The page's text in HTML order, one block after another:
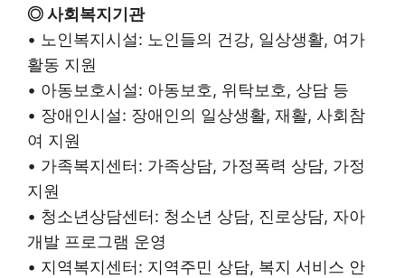
◎ 사회복지기관
• 노인복지시설: 노인들의 건강, 일상생활, 여가
활동 지원
• 아동보호시설: 아동보호, 위탁보호, 상담 등
• 장애인시설: 장애인의 일상생활, 재활, 사회참
여 지원
• 가족복지센터: 가족상담, 가정폭력 상담, 가정
지원
• 청소년상담센터: 청소년 상담, 진로상담, 자아
개발 프로그램 운영
• 지역복지센터: 지역주민 상담, 복지 서비스 안